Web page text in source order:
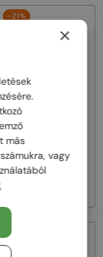
-21%
—
- 54
-21%
×
más
vagy